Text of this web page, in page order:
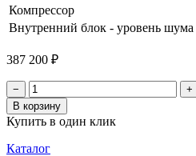
Компрессор
Внутренний блок - уровень шума
387 200 ₽
−
+
В корзину
Купить в один клик
Каталог